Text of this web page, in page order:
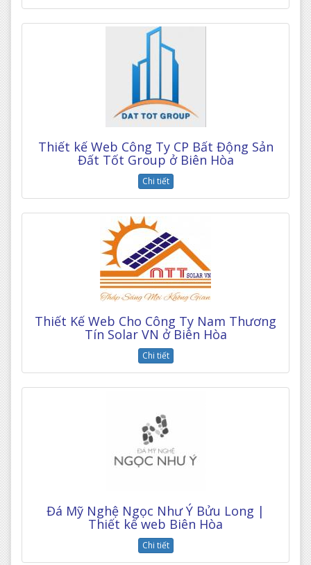
Thiết kế Web Công Ty CP Bất Động Sản
Đất Tốt Group ở Biên Hòa
Chi tiết
Thiết Kế Web Cho Công Ty Nam Thương
Tín Solar VN ở Biên Hòa
Chi tiết
Đá Mỹ Nghệ Ngọc Như Ý Bửu Long |
Thiết kế web Biên Hòa
Chi tiết